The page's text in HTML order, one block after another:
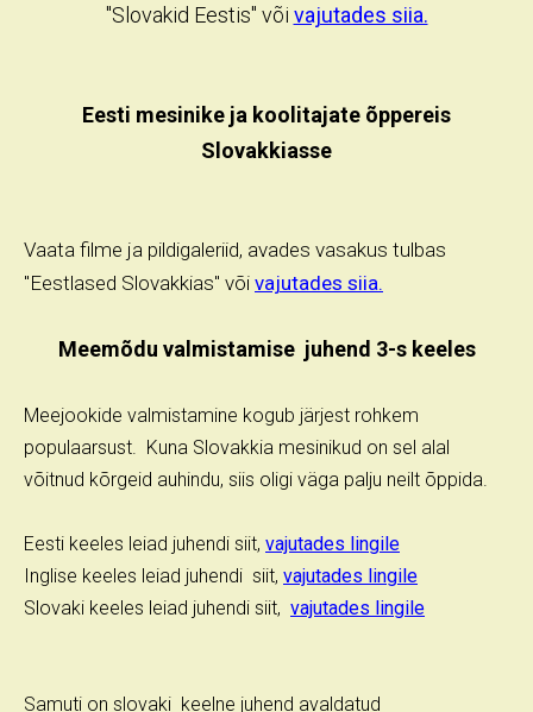
"Slovakid Eestis" või vajutades siia.
Eesti mesinike ja koolitajate õppereis
Slovakkiasse
Vaata filme ja pildigaleriid, avades vasakus tulbas
"Eestlased Slovakkias" või vajutades siia.
Meemõdu valmistamise juhend 3-s keeles
Meejookide valmistamine kogub järjest rohkem
populaarsust. Kuna Slovakkia mesinikud on sel alal
võitnud kõrgeid auhindu, siis oligi väga palju neilt õppida.
Eesti keeles leiad juhendi siit, vajutades lingile
Inglise keeles leiad juhendi siit, vajutades lingile
Slovaki keeles leiad juhendi siit, vajutades lingile
Samuti on slovaki keelne juhend avaldatud